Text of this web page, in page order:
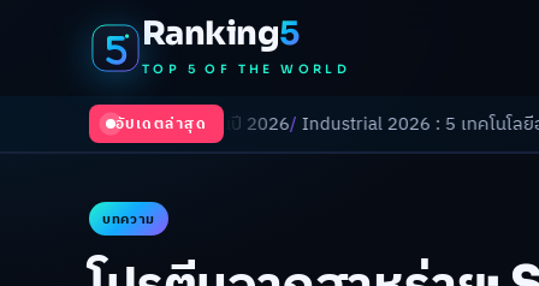
Ranking5
TOP 5 OF THE WORLD
อัปเดตล่าสุด
เปลี่ยนโลกในปี 2026/Industrial 2026 : 5 เทคโนโลยีอุตสาหกรรมที่ธุ
บทความ